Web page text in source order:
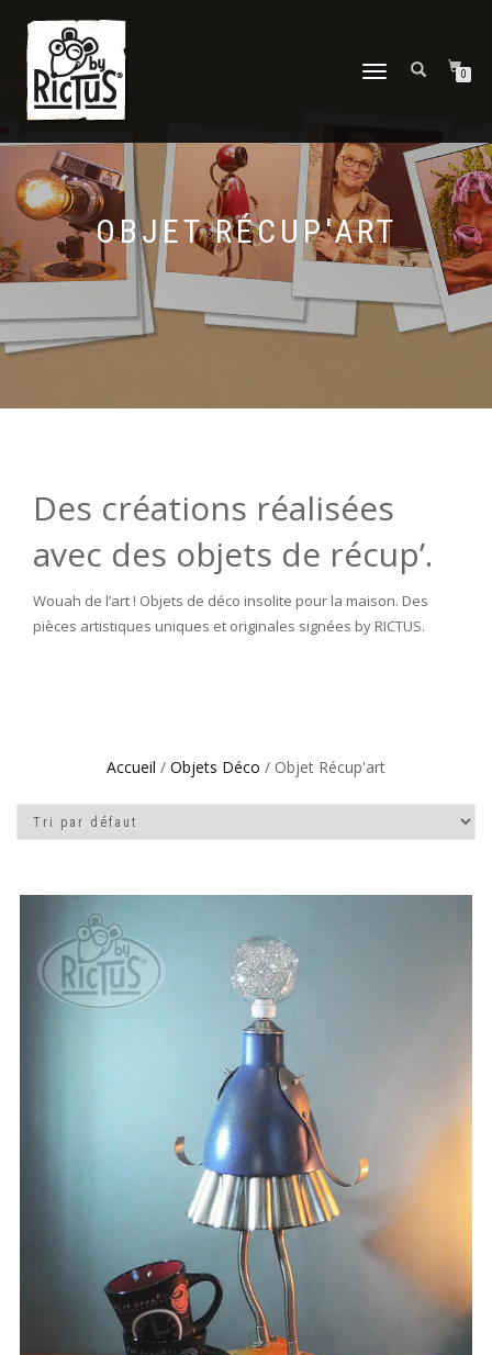
DÉPLIER
0
OBJET RÉCUP'ART
Des créations réalisées
avec des objets de récup’.
Wouah de l’art ! Objets de déco insolite pour la maison. Des
pièces artistiques uniques et originales signées by RICTUS.
Accueil / Objets Déco / Objet Récup'art